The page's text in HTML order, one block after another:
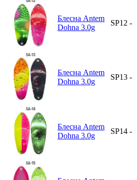
Блесна Antem
Dohna 3.0g
SP12 -
Блесна Antem
Dohna 3.0g
SP13 -
Блесна Antem
Dohna 3.0g
SP14 -